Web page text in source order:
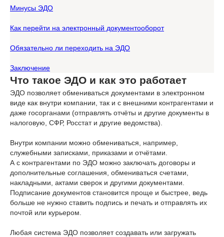
Минусы ЭДО
Как перейти на электронный документооборот
Обязательно ли переходить на ЭДО
Заключение
Что такое ЭДО и как это работает
ЭДО позволяет обмениваться документами в электронном
виде как внутри компании, так и с внешними контрагентами и
даже госорганами (отправлять отчёты и другие документы в
налоговую, СФР, Росстат и другие ведомства).
Внутри компании можно обмениваться, например,
служебными записками, приказами и отчётами.
А с контрагентами по ЭДО можно заключать договоры и
дополнительные соглашения, обмениваться счетами,
накладными, актами сверок и другими документами.
Подписание документов становится проще и быстрее, ведь
больше не нужно ставить подпись и печать и отправлять их
почтой или курьером.
Любая система ЭДО позволяет создавать или загружать